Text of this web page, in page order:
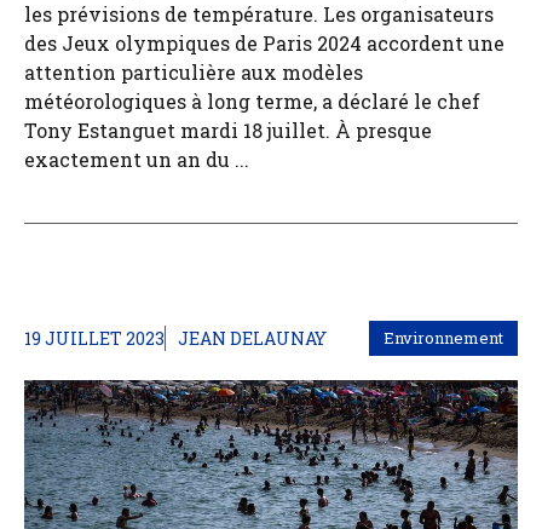
les prévisions de température. Les organisateurs
des Jeux olympiques de Paris 2024 accordent une
attention particulière aux modèles
météorologiques à long terme, a déclaré le chef
Tony Estanguet mardi 18 juillet. À presque
exactement un an du ...
19 JUILLET 2023 JEAN DELAUNAY Environnement